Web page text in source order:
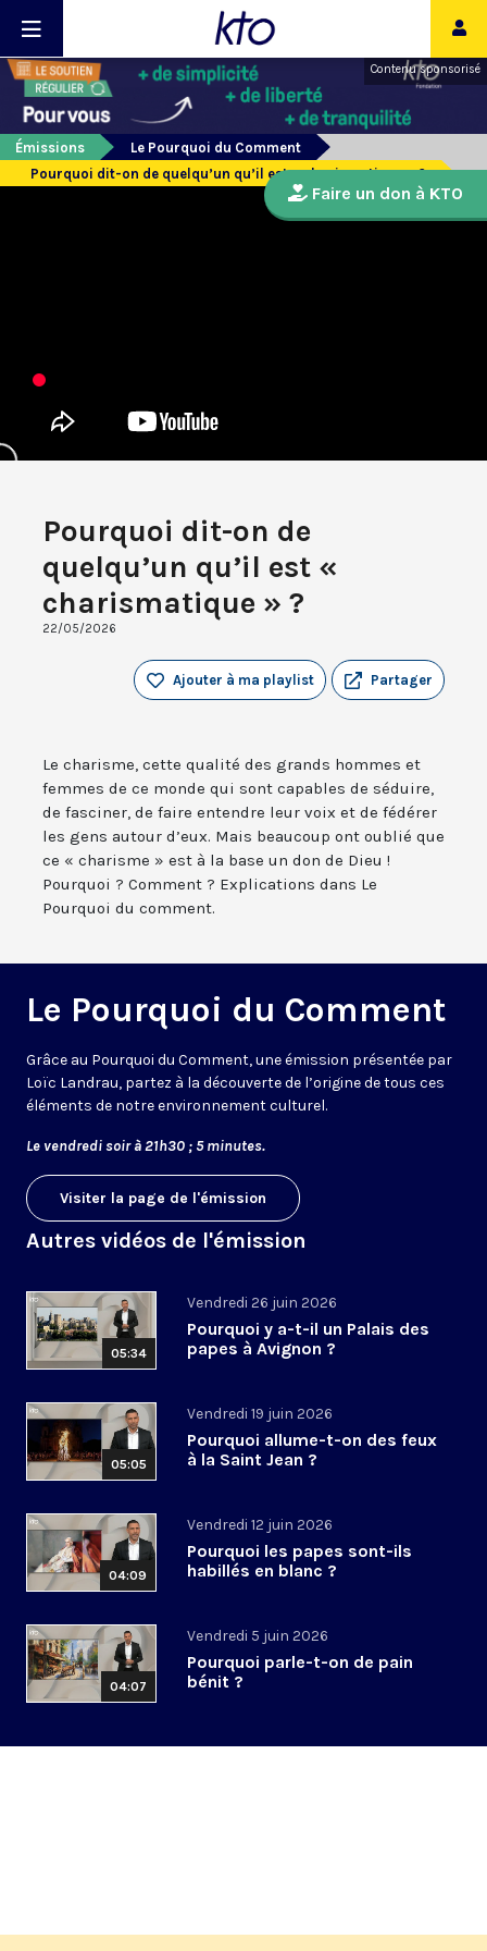
Contenu sponsorisé
Émissions
Le Pourquoi du Comment
Pourquoi dit-on de quelqu’un qu’il est « charismatique » ?
Pourquoi dit-on de
quelqu’un qu’il est «
charismatique » ?
22/05/2026
Partager
Ajouter à ma playlist
Le charisme, cette qualité des grands hommes et
femmes de ce monde qui sont capables de séduire,
de fasciner, de faire entendre leur voix et de fédérer
les gens autour d’eux. Mais beaucoup ont oublié que
ce « charisme » est à la base un don de Dieu !
Pourquoi ? Comment ? Explications dans Le
Pourquoi du comment.
Le Pourquoi du Comment
Grâce au Pourquoi du Comment, une émission présentée par
Loïc Landrau, partez à la découverte de l’origine de tous ces
éléments de notre environnement culturel.
Le vendredi soir à 21h30 ; 5 minutes.
Visiter la page de l'émission
Autres vidéos de l'émission
05:34
Vendredi 26 juin 2026
Pourquoi y a-t-il un Palais des
papes à Avignon ?
05:05
Vendredi 19 juin 2026
Pourquoi allume-t-on des feux
à la Saint Jean ?
04:09
Vendredi 12 juin 2026
Pourquoi les papes sont-ils
habillés en blanc ?
04:07
Vendredi 5 juin 2026
Pourquoi parle-t-on de pain
bénit ?
Faire un don à KTO